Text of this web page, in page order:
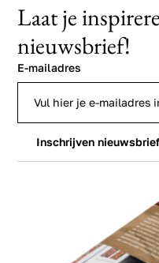
Laat je
nieuwsbrief!
E-mailadres
Inschrijven nieuwsbrief